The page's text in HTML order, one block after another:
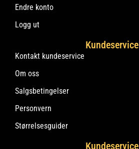
Endre konto
Logg ut
Kundeservice
Kontakt kundeservice
Om oss
Salgsbetingelser
Personvern
Størrelsesguider
Kundeservice